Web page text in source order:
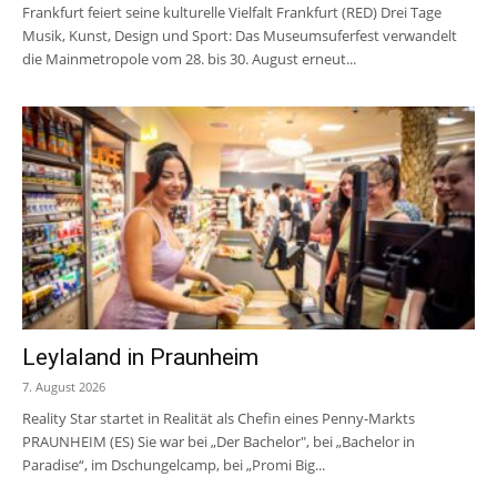
Frankfurt feiert seine kulturelle Vielfalt Frankfurt (RED) Drei Tage
Musik, Kunst, Design und Sport: Das Museumsuferfest verwandelt
die Mainmetropole vom 28. bis 30. August erneut...
Leylaland in Praunheim
7. August 2026
Reality Star startet in Realität als Chefin eines Penny-Markts
PRAUNHEIM (ES) Sie war bei „Der Bachelor", bei „Bachelor in
Paradise“, im Dschungelcamp, bei „Promi Big...